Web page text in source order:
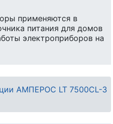
применяются в
питания для домов
электроприборов на
АМПЕРОС LT 7500CL-3